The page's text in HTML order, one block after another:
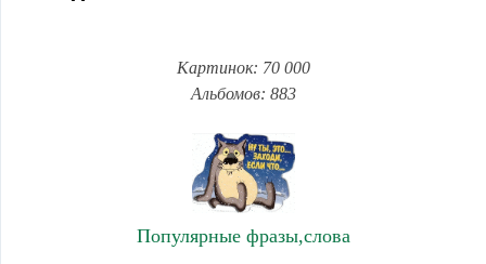
Картинок: 70 000
Альбомов: 883
Популярные фразы,слова